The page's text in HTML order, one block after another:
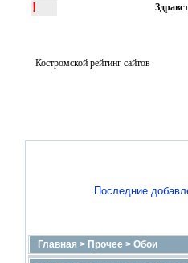
!
Костромской рейтинг сайтов
Последние
Главная > Прочее> Обои